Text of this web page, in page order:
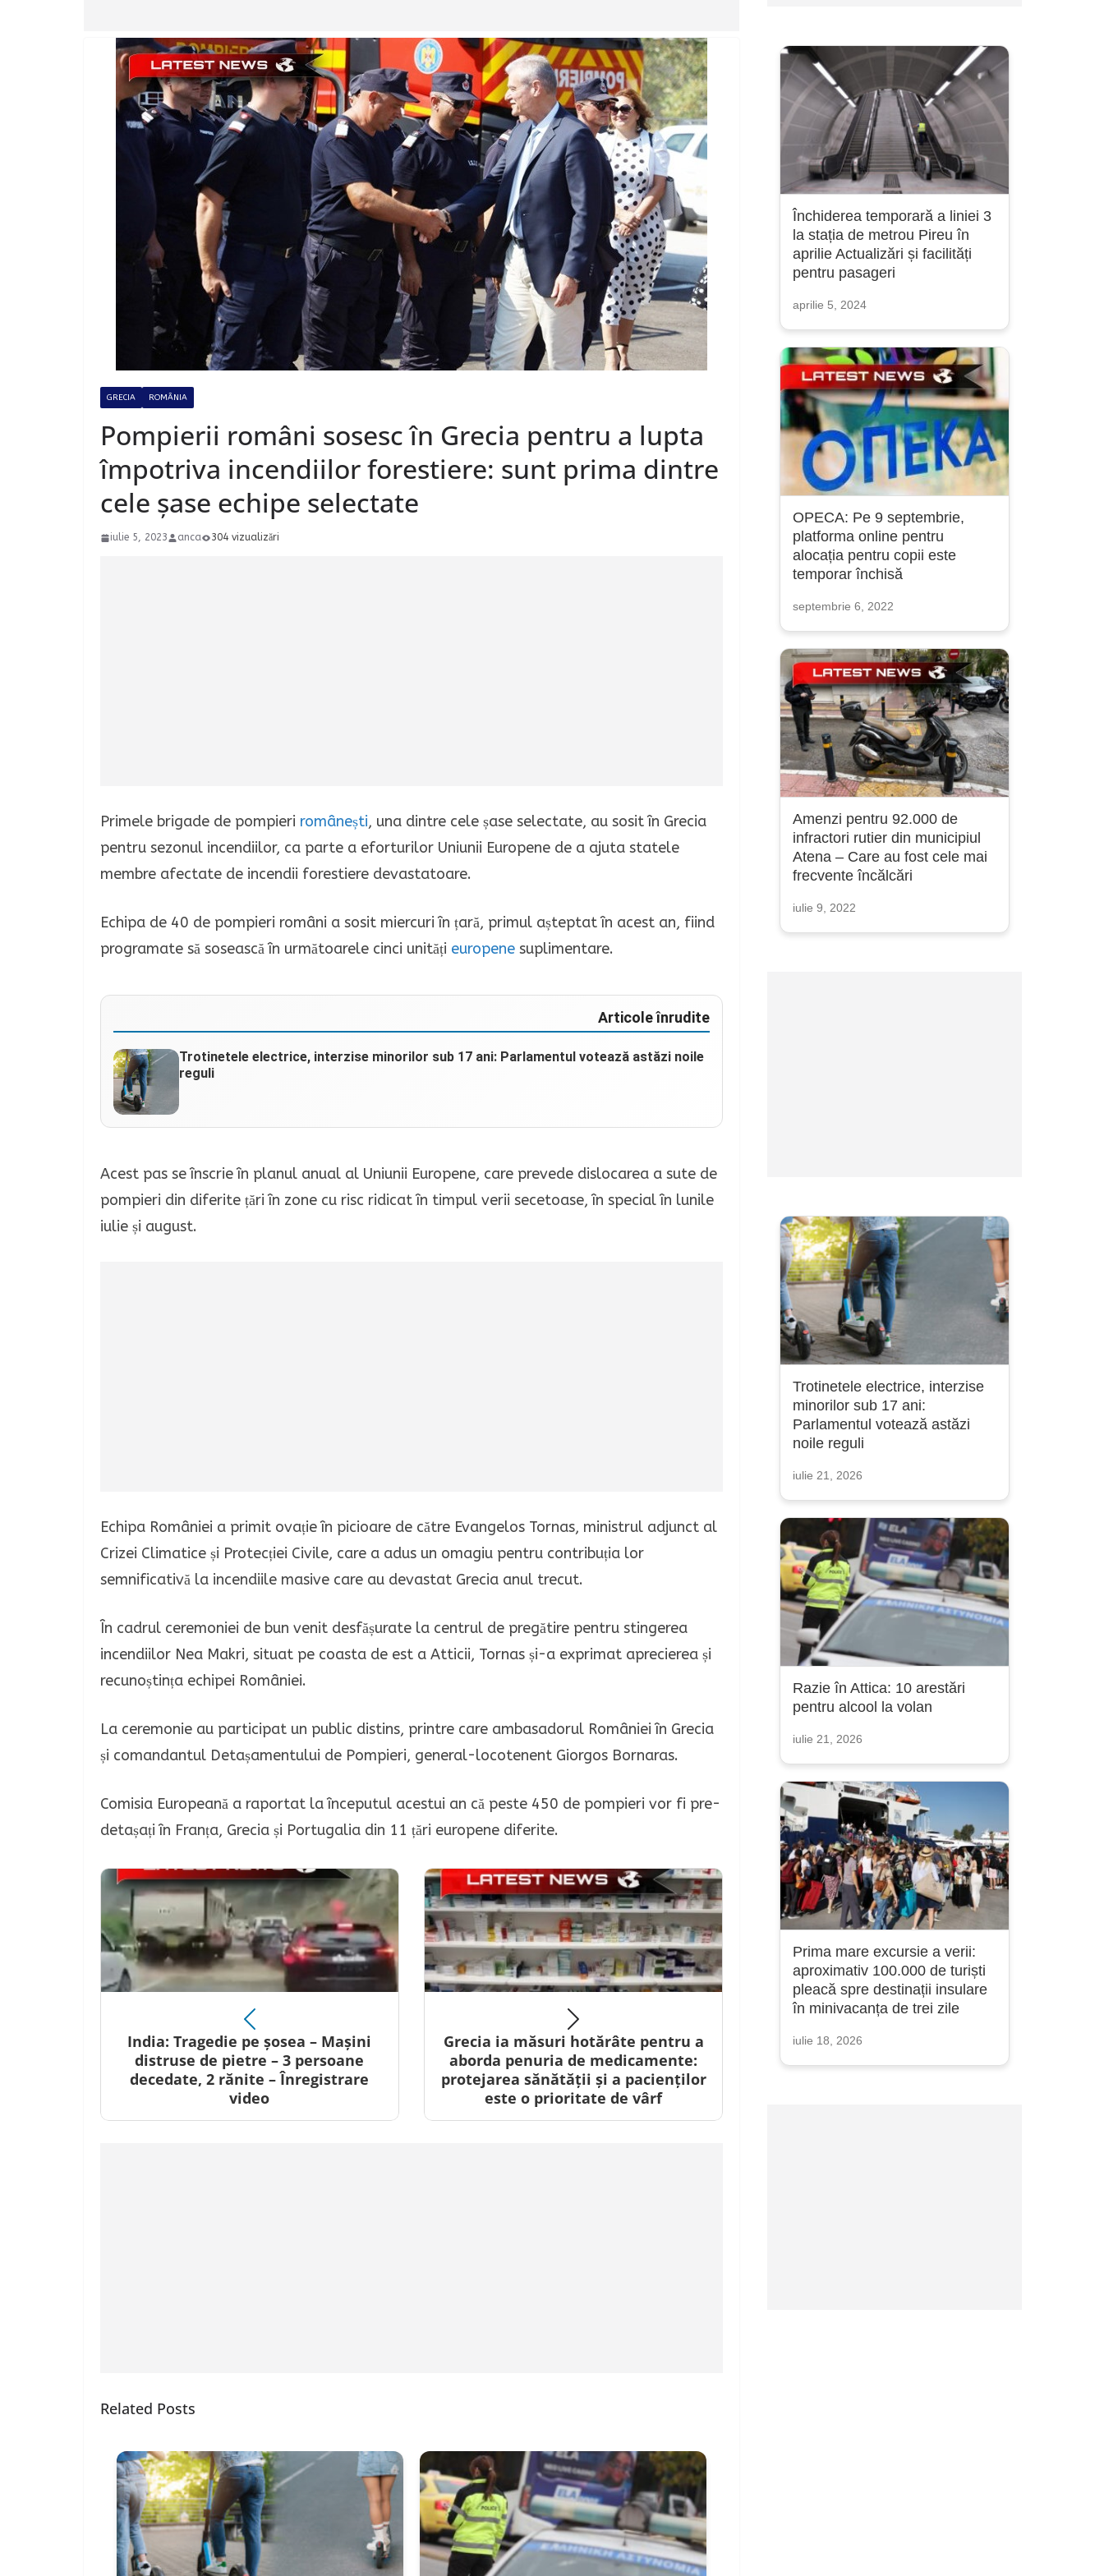
GRECIA ROMÂNIA
Pompierii români sosesc în Grecia pentru a lupta
împotriva incendiilor forestiere: sunt prima dintre
cele șase echipe selectate
iulie 5, 2023 anca 304 vizualizări
Primele brigade de pompieri românești, una dintre cele șase selectate, au sosit în Grecia
pentru sezonul incendiilor, ca parte a eforturilor Uniunii Europene de a ajuta statele
membre afectate de incendii forestiere devastatoare.
Echipa de 40 de pompieri români a sosit miercuri în țară, primul așteptat în acest an, fiind
programate să sosească în următoarele cinci unități europene suplimentare.
Articole înrudite
Trotinetele electrice, interzise minorilor sub 17 ani: Parlamentul votează astăzi noile
reguli
Acest pas se înscrie în planul anual al Uniunii Europene, care prevede dislocarea a sute de
pompieri din diferite țări în zone cu risc ridicat în timpul verii secetoase, în special în lunile
iulie și august.
Echipa României a primit ovație în picioare de către Evangelos Tornas, ministrul adjunct al
Crizei Climatice și Protecției Civile, care a adus un omagiu pentru contribuția lor
semnificativă la incendiile masive care au devastat Grecia anul trecut.
În cadrul ceremoniei de bun venit desfășurate la centrul de pregătire pentru stingerea
incendiilor Nea Makri, situat pe coasta de est a Atticii, Tornas și-a exprimat aprecierea și
recunoștința echipei României.
La ceremonie au participat un public distins, printre care ambasadorul României în Grecia
și comandantul Detașamentului de Pompieri, general-locotenent Giorgos Bornaras.
Comisia Europeană a raportat la începutul acestui an că peste 450 de pompieri vor fi pre-
detașați în Franța, Grecia și Portugalia din 11 țări europene diferite.
India: Tragedie pe șosea – Mașini
distruse de pietre – 3 persoane
decedate, 2 rănite – Înregistrare
video
Grecia ia măsuri hotărâte pentru a
aborda penuria de medicamente:
protejarea sănătății și a pacienților
este o prioritate de vârf
Related Posts
Închiderea temporară a liniei 3
la stația de metrou Pireu în
aprilie Actualizări și facilități
pentru pasageri
aprilie 5, 2024
OPECA: Pe 9 septembrie,
platforma online pentru
alocația pentru copii este
temporar închisă
septembrie 6, 2022
Amenzi pentru 92.000 de
infractori rutier din municipiul
Atena – Care au fost cele mai
frecvente încălcări
iulie 9, 2022
Trotinetele electrice, interzise
minorilor sub 17 ani:
Parlamentul votează astăzi
noile reguli
iulie 21, 2026
Razie în Attica: 10 arestări
pentru alcool la volan
iulie 21, 2026
Prima mare excursie a verii:
aproximativ 100.000 de turiști
pleacă spre destinații insulare
în minivacanța de trei zile
iulie 18, 2026